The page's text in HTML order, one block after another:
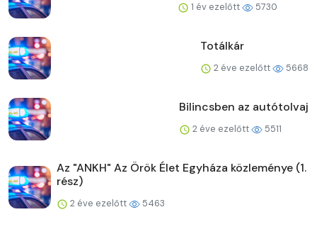
1 év ezelőtt 5730
Totálkár
2 éve ezelőtt 5668
Bilincsben az autótolvaj
2 éve ezelőtt 5511
Az "ANKH" Az Örök Élet Egyháza közleménye (1.
rész)
2 éve ezelőtt 5463